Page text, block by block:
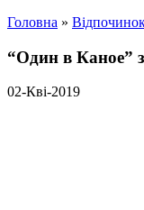
Головна »
“Один в Каное”
02-Кві-2019